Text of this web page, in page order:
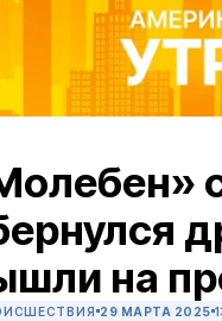
на
29 МАРТА 2025